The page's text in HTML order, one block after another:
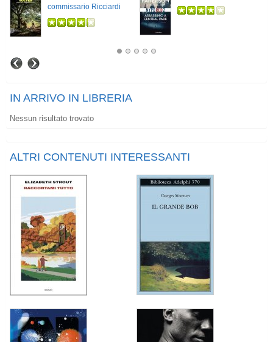
commissario Ricciardi
IN ARRIVO IN LIBRERIA
Nessun risultato trovato
ALTRI CONTENUTI INTERESSANTI